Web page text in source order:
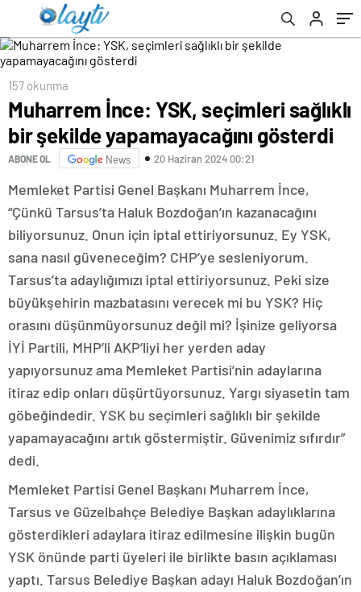
157 okunma
Muharrem İnce: YSK, seçimleri sağlıklı
bir şekilde yapamayacağını gösterdi
ABONE OL News 20 Haziran 2024 00:21
Memleket Partisi Genel Başkanı Muharrem İnce,
“Çünkü Tarsus’ta Haluk Bozdoğan’ın kazanacağını
biliyorsunuz. Onun için iptal ettiriyorsunuz. Ey YSK,
sana nasıl güveneceğim? CHP’ye sesleniyorum.
Tarsus’ta adaylığımızı iptal ettiriyorsunuz. Peki size
büyükşehirin mazbatasını verecek mi bu YSK? Hiç
orasını düşünmüyorsunuz değil mi? İşinize geliyorsa
İYİ Partili, MHP’li AKP’liyi her yerden aday
yapıyorsunuz ama Memleket Partisi’nin adaylarına
itiraz edip onları düşürtüyorsunuz. Yargı siyasetin tam
göbeğindedir. YSK bu seçimleri sağlıklı bir şekilde
yapamayacağını artık göstermiştir. Güvenimiz sıfırdır”
dedi.
Memleket Partisi Genel Başkanı Muharrem İnce,
Tarsus ve Güzelbahçe Belediye Başkan adaylıklarına
gösterdikleri adaylara itiraz edilmesine ilişkin bugün
YSK önünde parti üyeleri ile birlikte basın açıklaması
yaptı. Tarsus Belediye Başkan adayı Haluk Bozdoğan’ın